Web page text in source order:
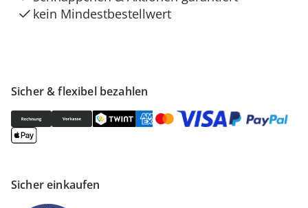
Sicher & flexibel bezahlen
Sicher einkaufen
kein Mindestbestellwert